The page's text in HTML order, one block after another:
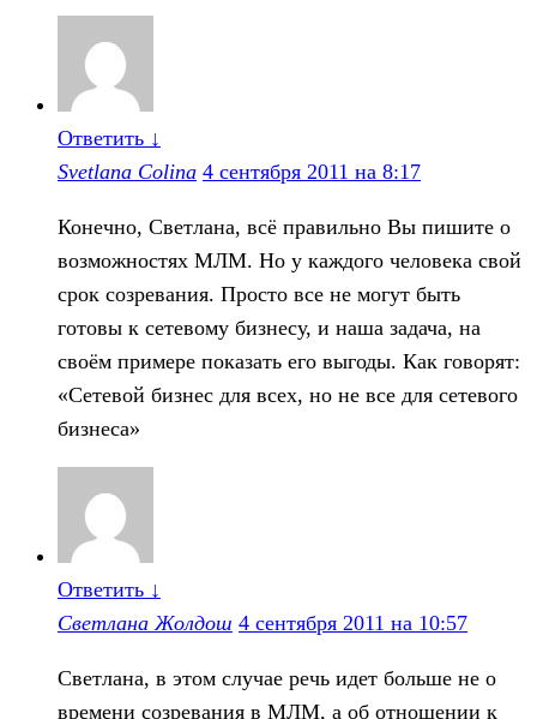
Ответить ↓
Svetlana Colina 4 сентября 2011 на 8:17
Конечно, Светлана, всё правильно Вы пишите о
возможностях МЛМ. Но у каждого человека свой
срок созревания. Просто все не могут быть
готовы к сетевому бизнесу, и наша задача, на
своём примере показать его выгоды. Как говорят:
«Сетевой бизнес для всех, но не все для сетевого
бизнеса»
Ответить ↓
Светлана Жолдош 4 сентября 2011 на 10:57
Светлана, в этом случае речь идет больше не о
времени созревания в МЛМ, а об отношении к